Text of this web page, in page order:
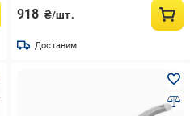
918 ₴/шт.
Доставим